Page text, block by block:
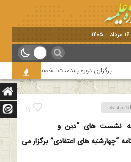
برگزاری دوره بلندمدت تخصصی و کارگاه
17 ها
نشست های “دین و
“چهارشنبه های اعتقادی” برگزار می